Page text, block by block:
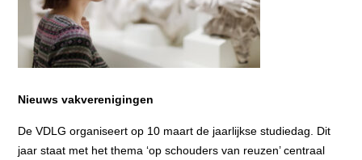
Nieuws vakverenigingen
De VDLG organiseert op 10 maart de jaarlijkse studiedag. Dit
jaar staat met het thema ‘op schouders van reuzen’ centraal